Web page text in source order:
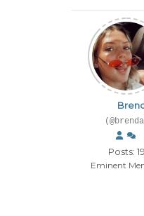
Posts: 19
Eminent